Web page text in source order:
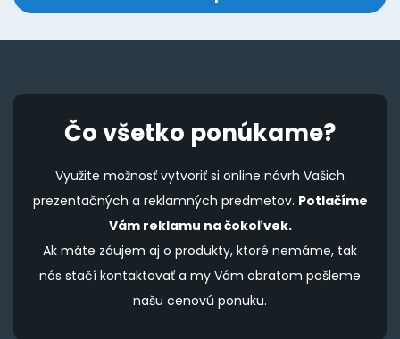
page
Čo všetko ponúkame?
Využite možnosť vytvoriť si online návrh Vašich
prezentačných a reklamných predmetov. Potlačíme
Vám reklamu na čokoľvek.
Ak máte záujem aj o produkty, ktoré nemáme, tak
nás stačí kontaktovať a my Vám obratom pošleme
našu cenovú ponuku.